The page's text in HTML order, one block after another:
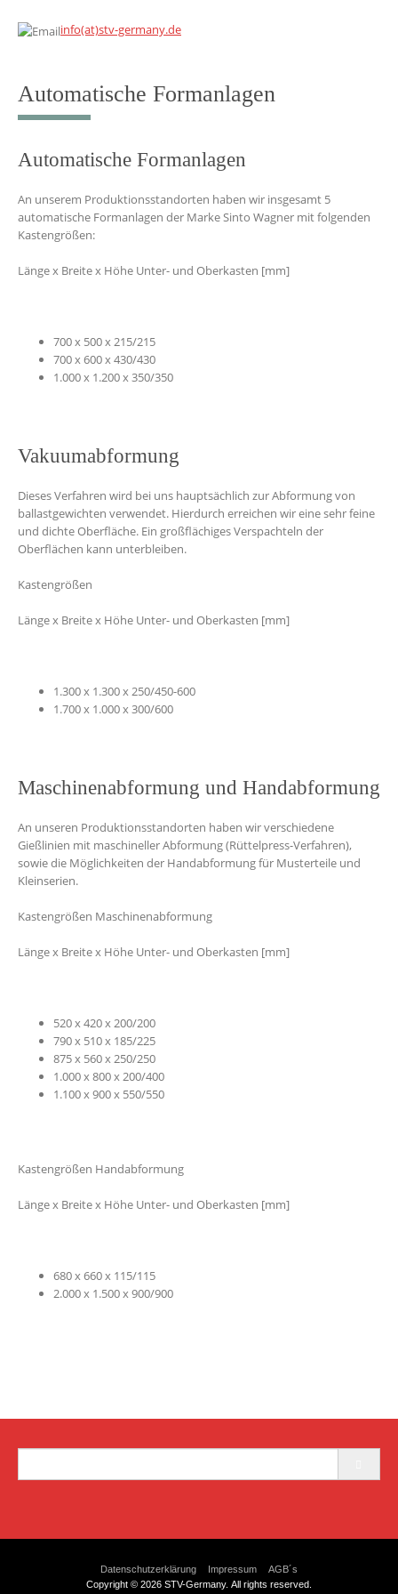
info(at)stv-germany.de
Automatische Formanlagen
Automatische Formanlagen
An unserem Produktionsstandorten haben wir insgesamt 5
automatische Formanlagen der Marke Sinto Wagner mit folgenden
Kastengrößen:
Länge x Breite x Höhe Unter- und Oberkasten [mm]
700 x 500 x 215/215
700 x 600 x 430/430
1.000 x 1.200 x 350/350
Vakuumabformung
Dieses Verfahren wird bei uns hauptsächlich zur Abformung von
ballastgewichten verwendet. Hierdurch erreichen wir eine sehr feine
und dichte Oberfläche. Ein großflächiges Verspachteln der
Oberflächen kann unterbleiben.
Kastengrößen
Länge x Breite x Höhe Unter- und Oberkasten [mm]
1.300 x 1.300 x 250/450-600
1.700 x 1.000 x 300/600
Maschinenabformung und Handabformung
An unseren Produktionsstandorten haben wir verschiedene
Gießlinien mit maschineller Abformung (Rüttelpress-Verfahren),
sowie die Möglichkeiten der Handabformung für Musterteile und
Kleinserien.
Kastengrößen Maschinenabformung
Länge x Breite x Höhe Unter- und Oberkasten [mm]
520 x 420 x 200/200
790 x 510 x 185/225
875 x 560 x 250/250
1.000 x 800 x 200/400
1.100 x 900 x 550/550
Kastengrößen Handabformung
Länge x Breite x Höhe Unter- und Oberkasten [mm]
680 x 660 x 115/115
2.000 x 1.500 x 900/900
Datenschutzerklärung Impressum
AGB´s
Copyright © 2026 STV-Germany. All rights reserved.